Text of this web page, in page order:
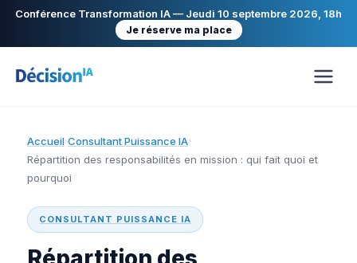
Conférence Transformation IA — Jeudi 10 septembre 2026, 18h
Je réserve ma place
Accueil›Consultant Puissance IA›
Répartition des responsabilités en mission : qui fait quoi et
pourquoi
CONSULTANT PUISSANCE IA